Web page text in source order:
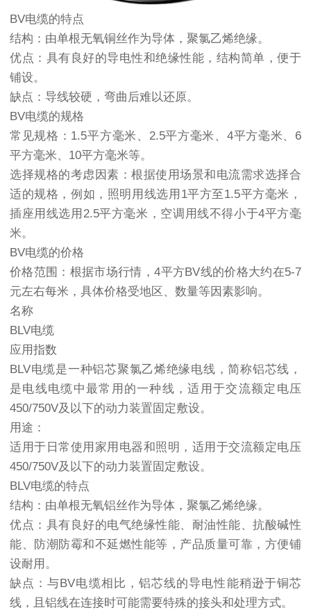
BV电缆的特点
结构：由单根无氧铜丝作为导体，聚氯乙烯绝缘。
优点：具有良好的导电性和绝缘性能，结构简单，便于
铺设。
缺点：导线较硬，弯曲后难以还原。
BV电缆的规格
常见规格：1.5平方毫米、2.5平方毫米、4平方毫米、6
平方毫米、10平方毫米等。
选择规格的考虑因素：根据使用场景和电流需求选择合
适的规格，例如，照明用线选用1平方至1.5平方毫米，
插座用线选用2.5平方毫米，空调用线不得小于4平方毫
米。
BV电缆的价格
价格范围：根据市场行情，4平方BV线的价格大约在5-7
元左右每米，具体价格受地区、数量等因素影响。
名称
BLV电缆
应用指数
BLV电缆是一种铝芯聚氯乙烯绝缘电线，简称铝芯线，
是电线电缆中最常用的一种线，适用于交流额定电压
450/750V及以下的动力装置固定敷设。
用途：
适用于日常使用家用电器和照明，适用于交流额定电压
450/750V及以下的动力装置固定敷设。
BLV电缆的特点
结构：由单根无氧铝丝作为导体，聚氯乙烯绝缘。
优点：具有良好的电气绝缘性能、耐油性能、抗酸碱性
能、防潮防霉和不延燃性能等，产品质量可靠，方便铺
设耐用。
缺点：与BV电缆相比，铝芯线的导电性能稍逊于铜芯
线，且铝线在连接时可能需要特殊的接头和处理方式。